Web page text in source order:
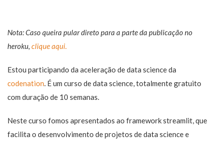
Nota: Caso queira pular direto para a parte da publicação no
heroku, clique aqui.
Estou participando da aceleração de data science da
codenation. É um curso de data science, totalmente gratuito
com duração de 10 semanas.
Neste curso fomos apresentados ao framework streamlit, que
facilita o desenvolvimento de projetos de data science e